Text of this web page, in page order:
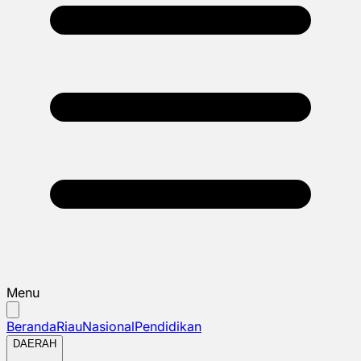
Menu
BerandaRiauNasionalPendidikan
DAERAH